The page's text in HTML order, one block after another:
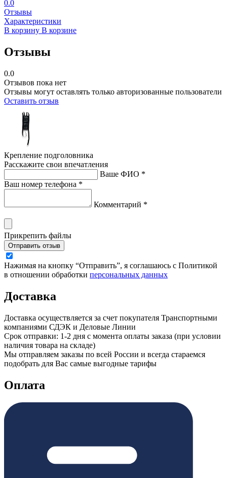
0.0
Отзывы
Характеристики
В корзину В корзине
Отзывы
0.0
Отзывов пока нет
Отзывы могут оставлять только авторизованные пользователи
Оставить отзыв
Крепление подголовника
Расскажите свои впечатления
Ваше ФИО *
Ваш номер телефона *
Комментарий *
Прикрепить файлы
Отправить отзыв
Нажимая на кнопку “Отправить”, я соглашаюсь с Политикой
в отношении обработки персональных данных
Доставка
Доставка осуществляется за счет покупателя Транспортными
компаниями СДЭК и Деловые Линии
Срок отправки: 1-2 дня с момента оплаты заказа (при условии
наличия товара на складе)
Мы отправляем заказы по всей России и всегда стараемся
подобрать для Вас самые выгодные тарифы
Оплата